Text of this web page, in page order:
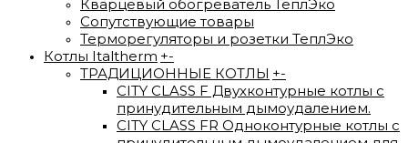
Кварцевый обогреватель ТеплЭко
Сопутствующие товары
Терморегуляторы и розетки ТеплЭко
Котлы Italtherm +-
ТРАДИЦИОННЫЕ КОТЛЫ +-
CITY CLASS F Двухконтурные котлы с
принудительным дымоудалением.
CITY CLASS FR Одноконтурные котлы с